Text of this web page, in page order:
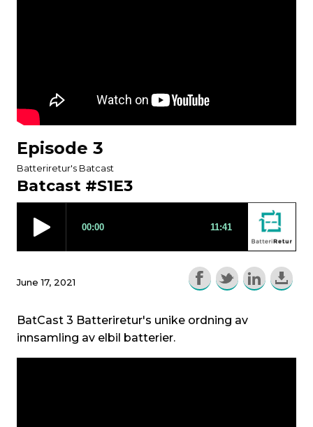
Episode 3
Batteriretur's Batcast
Batcast #S1E3
June 17, 2021
BatCast 3 Batteriretur's unike ordning av
innsamling av elbil batterier.